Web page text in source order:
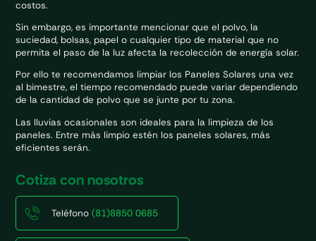
costos.
Sin embargo, es importante mencionar que el polvo, la
suciedad, bolsas, papel o cualquier tipo de material que no
permita el paso de la luz afecta la recolección de energía solar.
Por ello te recomendamos limpiar los Paneles Solares una vez
al bimestre, el tiempo recomendado puede variar dependiendo
de la cantidad de polvo que se junte por tu zona.
Las lluvias ocasionales son ideales para la limpieza de los
paneles. Entre más limpio estén los paneles solares, más
eficientes serán.
Cotiza con nosotros
Teléfono (81)8850 0685